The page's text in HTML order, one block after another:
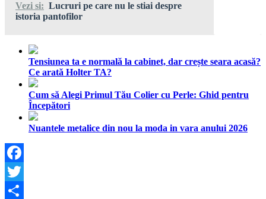
Vezi si: Lucruri pe care nu le stiai despre
istoria pantofilor
Tensiunea ta e normală la cabinet, dar crește seara acasă?
Ce arată Holter TA?
Cum să Alegi Primul Tău Colier cu Perle: Ghid pentru
Începători
Nuantele metalice din nou la moda in vara anului 2026
Facebook
Twitter